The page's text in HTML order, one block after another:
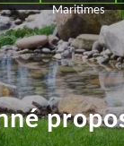
Maritimes